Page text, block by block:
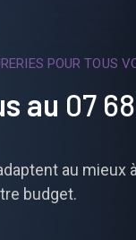
POUR TOUS
au 07
au mieux
budget.